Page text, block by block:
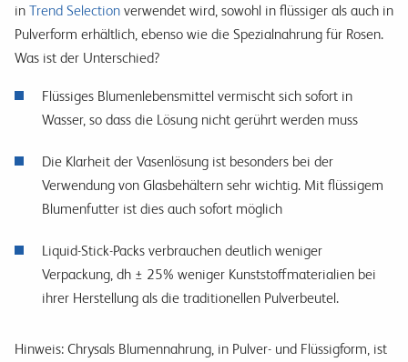
in Trend Selection verwendet wird, sowohl in flüssiger als auch in
Pulverform erhältlich, ebenso wie die Spezialnahrung für Rosen.
Was ist der Unterschied?
Flüssiges Blumenlebensmittel vermischt sich sofort in
Wasser, so dass die Lösung nicht gerührt werden muss
Die Klarheit der Vasenlösung ist besonders bei der
Verwendung von Glasbehältern sehr wichtig. Mit flüssigem
Blumenfutter ist dies auch sofort möglich
Liquid-Stick-Packs verbrauchen deutlich weniger
Verpackung, dh ± 25% weniger Kunststoffmaterialien bei
ihrer Herstellung als die traditionellen Pulverbeutel.
Hinweis: Chrysals Blumennahrung, in Pulver- und Flüssigform, ist